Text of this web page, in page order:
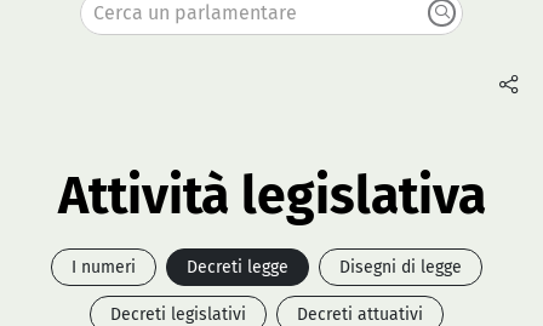
Cerca un parlamentare
Attività legislativa
I numeri Decreti legge Disegni di legge
Decreti legislativi Decreti attuativi